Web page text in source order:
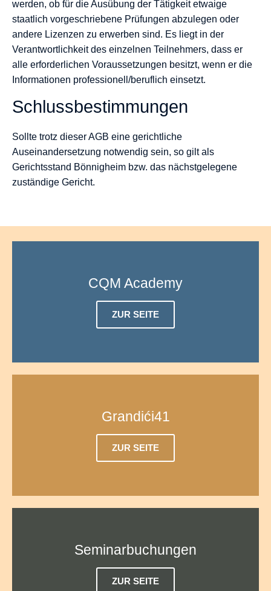
werden, ob für die Ausübung der Tätigkeit etwaige
staatlich vorgeschriebene Prüfungen abzulegen oder
andere Lizenzen zu erwerben sind. Es liegt in der
Verantwortlichkeit des einzelnen Teilnehmers, dass er
alle erforderlichen Voraussetzungen besitzt, wenn er die
Informationen professionell/beruflich einsetzt.
Schlussbestimmungen
Sollte trotz dieser AGB eine gerichtliche
Auseinandersetzung notwendig sein, so gilt als
Gerichtsstand Bönnigheim bzw. das nächstgelegene
zuständige Gericht.
CQM Academy
ZUR SEITE
Grandići41
ZUR SEITE
Seminarbuchungen
ZUR SEITE